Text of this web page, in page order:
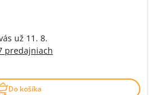
už 11. 8.
predajniach
Do košíka